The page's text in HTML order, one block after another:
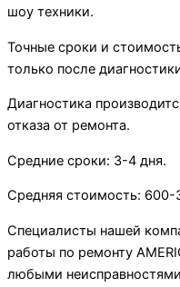
шоу техники.
Точные сроки и
только после
Диагностика
отказа от ремонта.
Средние сроки: 3-4 дня.
Средняя стоимость: 600-
Специалисты нашей
работы по ремонту
любыми